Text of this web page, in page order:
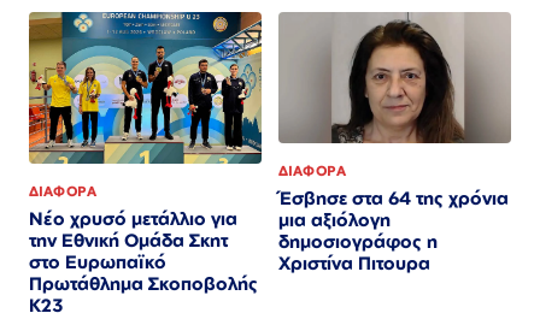
ΔΙΑΦΟΡΑ
Nέο χρυσό μετάλλιο για
την Εθνική Ομάδα Σκητ
στο Ευρωπαϊκό
Πρωτάθλημα Σκοποβολής
Κ23
ΔΙΑΦΟΡΑ
Έσβησε στα 64 της χρόνια
μια αξιόλογη
δημοσιογράφος η
Χριστίνα Πιτουρα